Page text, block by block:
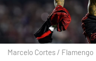
Marcelo Cortes / Flamengo